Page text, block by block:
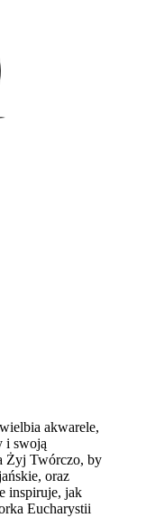
akwarele,
i swoją
Żyj Twórczo, by
oraz
inspiruje, jak
Eucharystii